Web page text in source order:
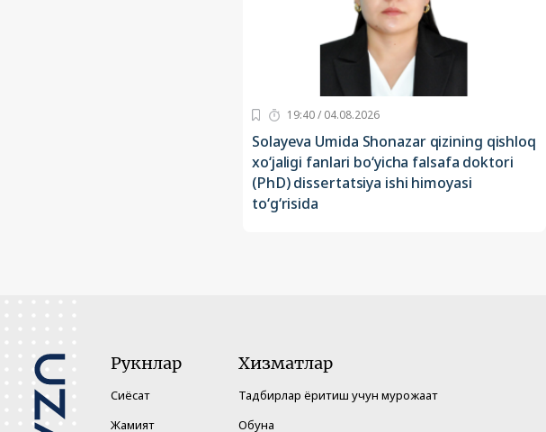
19:40 / 04.08.2026
Solayeva Umida Shonazar qizining qishloq
xo‘jaligi fanlari bo‘yicha falsafa doktori
(PhD) dissertatsiya ishi himoyasi
to‘g‘risida
Рукнлар
Сиёсат
Жамият
Хизматлар
Тадбирлар ёритиш учун мурожаат
Обуна